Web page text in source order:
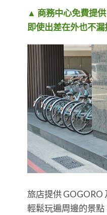
▲ 商務中心免費提供
即使出差在外也不漏
旅店提供 GOGORO
輕鬆玩遍周邊的景點